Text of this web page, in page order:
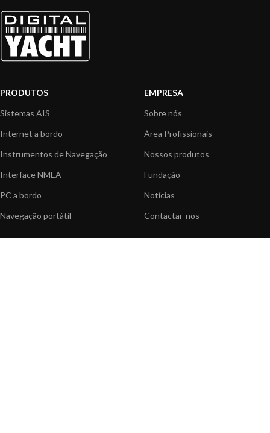
PRODUTOS
Sistemas AIS
Internet a bordo
Instrumentos de Navegação
Interface NMEA
PC a bordo
Navegação portátil
EMPRESA
Sobre nós
Área Profissionais
Nossos produtos
Fundação
Notícias
Contactar-nos